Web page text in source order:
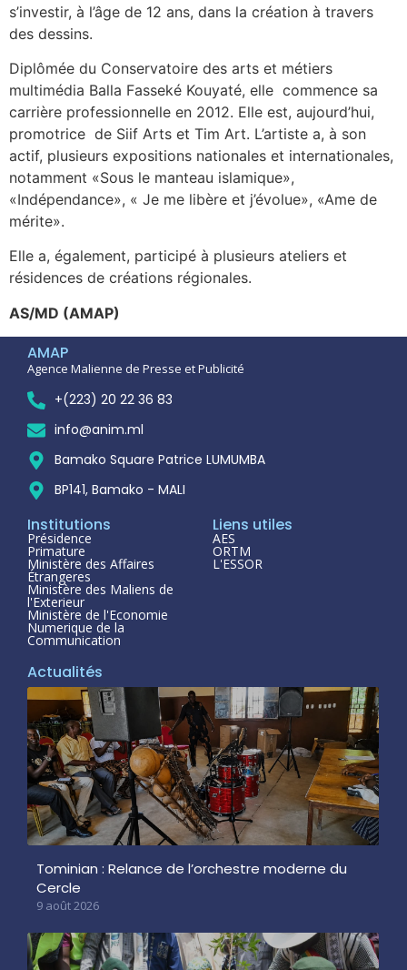
s’investir, à l’âge de 12 ans, dans la création à travers
des dessins.
Diplômée du Conservatoire des arts et métiers
multimédia Balla Fasseké Kouyaté, elle commence sa
carrière professionnelle en 2012. Elle est, aujourd’hui,
promotrice de Siif Arts et Tim Art. L’artiste a, à son
actif, plusieurs expositions nationales et internationales,
notamment «Sous le manteau islamique»,
«Indépendance», « Je me libère et j’évolue», «Ame de
mérite».
Elle a, également, participé à plusieurs ateliers et
résidences de créations régionales.
AS/MD (AMAP)
AMAP
Agence Malienne de Presse et Publicité
+(223) 20 22 36 83
info@anim.ml
Bamako Square Patrice LUMUMBA
BP141, Bamako - MALI
Institutions
Présidence
Primature
Ministère des Affaires
Étrangeres
Ministère des Maliens de
l'Exterieur
Ministère de l'Economie
Numerique de la
Communication
Liens utiles
AES
ORTM
L'ESSOR
Actualités
Tominian : Relance de l’orchestre moderne du
Cercle
9 août 2026